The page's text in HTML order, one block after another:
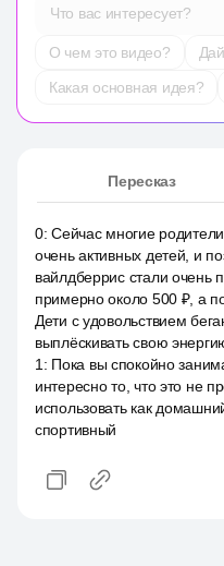
Что вас интересует?
О чем это видео?
Какая основная идея?
Пересказ
0:Сейчас многие
очень активных детей, и
вайлдберрис стали очень
примерно около 500 ₽, а
Дети с удовольствием
выплёскивать свою
1 : Пока вы спокойно
интересно то, что это не
использовать как
спортивный